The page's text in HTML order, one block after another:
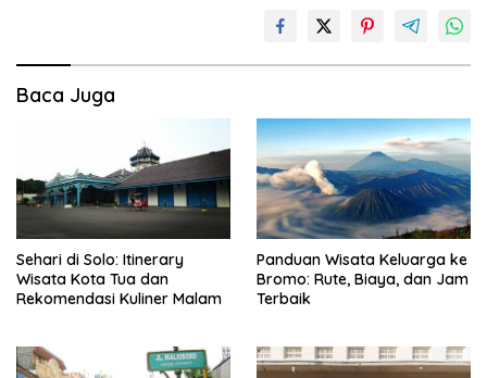
Baca Juga
Sehari di Solo: Itinerary
Wisata Kota Tua dan
Rekomendasi Kuliner Malam
Panduan Wisata Keluarga ke
Bromo: Rute, Biaya, dan Jam
Terbaik